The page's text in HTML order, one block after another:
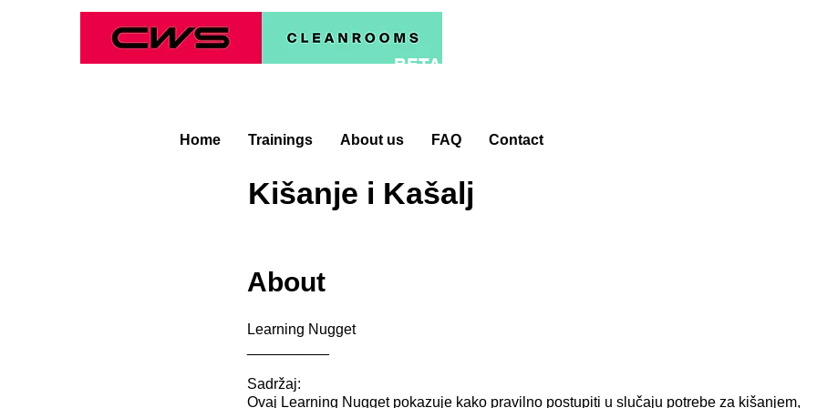
BETA*
Home Trainings About us FAQ Contact
Kišanje i Kašalj
About
Learning Nugget
Sadržaj:
Ovaj Learning Nugget pokazuje kako pravilno postupiti u slučaju potrebe za kišanjem,